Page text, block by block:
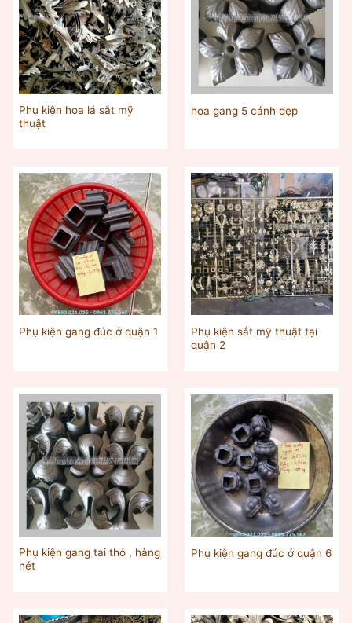
Phụ kiện hoa lá sắt mỹ
thuật
hoa gang 5 cánh đẹp
Phụ kiện gang đúc ở quận 1
Phụ kiện sắt mỹ thuật tại
quận 2
Phụ kiện gang tai thỏ , hàng
nét
Phụ kiện gang đúc ở quận 6